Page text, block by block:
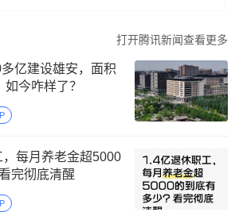
打开腾讯新闻查看更多
亿建设雄安，面积
今咋样了？
每月养老金超5000
完彻底清醒